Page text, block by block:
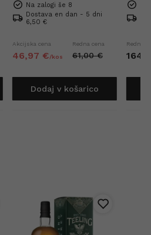
Na zalogi še 8
Dostava en dan - 5 dni
6,50 €
Akcijska cena
46,97 €/kos
Redna cena
61,00 €
Dodaj v košarico
Redna
164,